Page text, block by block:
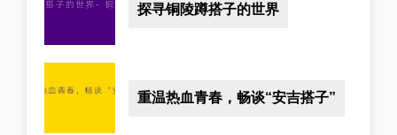
探寻铜陵蹲搭子的世界
重温热血青春，畅谈“安吉搭子”